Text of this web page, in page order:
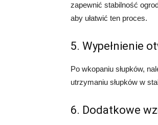
zapewnić stabilność
aby ułatwić ten proces.
5. Wypełnienie
Po wkopaniu słupków,
utrzymaniu słupków w
6. Dodatkowe